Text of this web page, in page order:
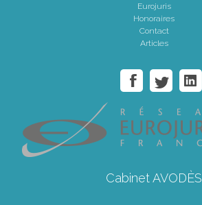
Eurojuris
Honoraires
Contact
Articles
Cabinet AVODÈS